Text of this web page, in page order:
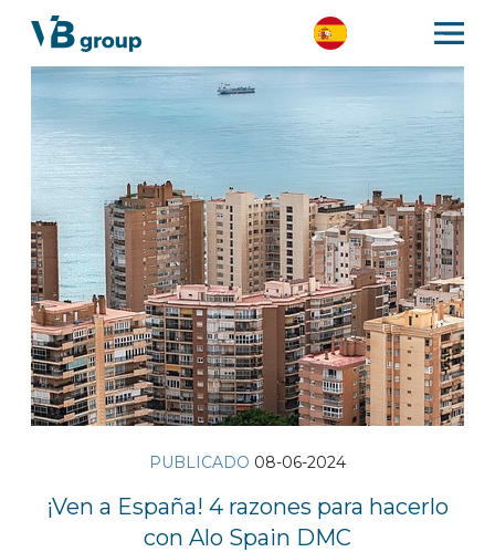
PUBLICADO 08-06-2024
¡Ven a España! 4 razones para hacerlo
con Alo Spain DMC